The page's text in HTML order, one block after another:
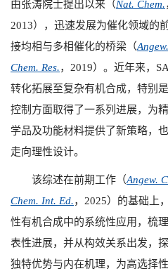
由张涛院士提出以来（Nat. Chem.
2013），迅速发展为催化领域的
接均相与多相催化的桥梁（
Chem. Res.， 2019）。近年来，
转化拓展至复杂有机合成，特别
控制方面取得了一系列进展，为
学品及功能材料提供了新策略，
走向理性设计。
该综述在前期工作（Angew.
Chem. Int. Ed.， 2025）的基础上
性有机合成中的系统性应用，梳
表性进展，并从构效关系出发，
独特优势与内在机理，为高选择